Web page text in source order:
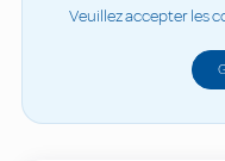
Veuillez accepter les